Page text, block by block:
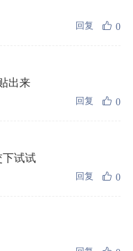
回复 0
出来
回复 0
下试试
回复 0